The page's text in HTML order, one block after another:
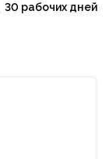
30 рабочих дней